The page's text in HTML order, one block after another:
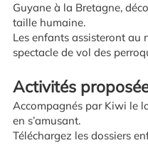
Guyane à la Bretagne,
taille humaine.
Les enfants assisteront au
spectacle de vol des
Activités
Accompagnés par Kiwi le
en s’amusant.
Téléchargez les dossiers